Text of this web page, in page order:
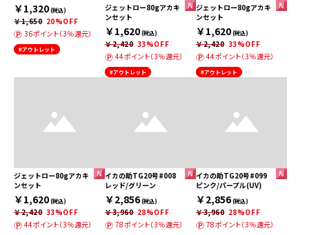
￥1,320(税込)
￥1,650 20%OFF
36ポイント（3％還元）
#アウトレット
ジェットロー80gアカキ
ンセット
￥1,620(税込)
￥2,420 33%OFF
44ポイント（3％還元）
#アウトレット
ジェットロー80gアカキ
ンセット
￥1,620(税込)
￥2,420 33%OFF
44ポイント（3％還元）
#アウトレット
ジェットロー80gアカキ
ンセット
￥1,620(税込)
￥2,420 33%OFF
44ポイント（3％還元）
イカの助TG20号#008
レッド/グリーン
￥2,856(税込)
￥3,960 28%OFF
78ポイント（3％還元）
イカの助TG20号#099
ピンク/パープル(UV)
￥2,856(税込)
￥3,960 28%OFF
78ポイント（3％還元）